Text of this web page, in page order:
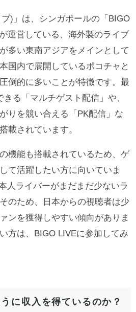
ブ)」は、シンガポールの「BIGO
運営している、海外製のライブ
多い東南アジアをメインとして
国内で展開しているポコチャと
倒的に多いことが特徴です。最
る「マルチゲスト配信」や、
りを競い合える「PK配信」な
載されています。
機能も搭載されているため、ゲ
て活躍したい方に向いていま
人ライバーがまだまだ少ないラ
のため、日本からの視聴者は少
ンを獲得しやすい傾向がありま
方は、BIGO LIVEに参加してみ
に収入を得ているのか？